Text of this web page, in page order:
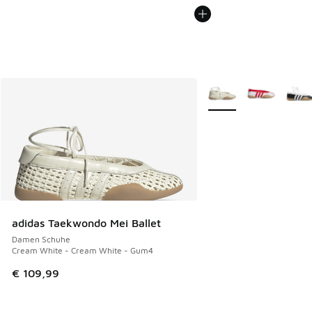
adidas Taekwondo Mei Ballet
Damen Schuhe
Cream White - Cream White - Gum4
€ 109,99
Weitere Farben